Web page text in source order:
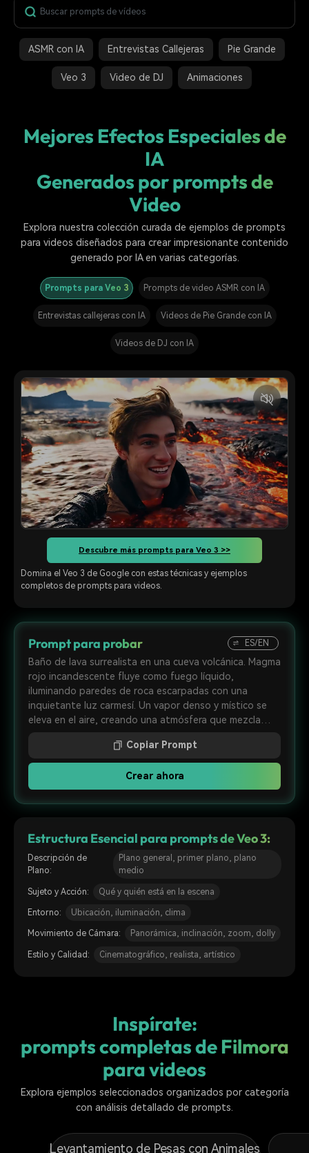
Inspírate con Filmora
Encuentra aquí lo que otros
usuarios crean con Filmora
Taller creativo
Con nuestros consejos y
trucos, queremos ayudarte a
crecer e inspirar tu próximo
video
Centro de creadores
creadores
Plantillas en español
creadores de habla hispana.
Contenido destacado
Afíliate
Consigue una afiliación a
nivel empresarial
Conocimiento
Buscar
ASMR con IA Entrevistas Callejeras Pie Grande
Veo 3 Video de DJ Animaciones
Mejores Efectos Especiales de
IA
Generados por prompts de
Video
Explora nuestra colección curada de ejemplos de prompts
para videos diseñados para crear impresionante contenido
generado por IA en varias categorías.
Prompts para Veo 3 Prompts de video ASMR con IA
Entrevistas callejeras con IA Videos de Pie Grande con IA
Videos de DJ con IA
Descubre más prompts para Veo 3 >>
Domina el Veo 3 de Google con estas técnicas y ejemplos
completos de prompts para videos.
Prompt para probar ES/EN
Baño de lava surrealista en una cueva volcánica. Magma
rojo incandescente fluye como fuego líquido,
iluminando paredes de roca escarpadas con una
inquietante luz carmesí. Un vapor denso y místico se
eleva en el aire, creando una atmósfera que mezcla
Copiar Prompt
Crear ahora
Estructura Esencial para prompts de Veo 3:
Descripción de
Plano:
Plano general, primer plano, plano
medio
Sujeto y Acción: Qué y quién está en la escena
Entorno: Ubicación, iluminación, clima
Movimiento de Cámara: Panorámica, inclinación, zoom, dolly
Estilo y Calidad: Cinematográfico, realista, artístico
Inspírate:
prompts completas de Filmora
para videos
Explora ejemplos seleccionados organizados por categoría
con análisis detallado de prompts.
Levantamiento de Pesas con Animales